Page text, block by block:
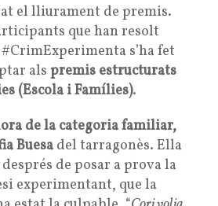
el lliurament de premis.
que han resolt
s’ha fet
als premis estructurats
(Escola i Famílies).
de la categoria familiar,
Buesa del tarragonès. Ella
de posar a prova la
experimentant, que la